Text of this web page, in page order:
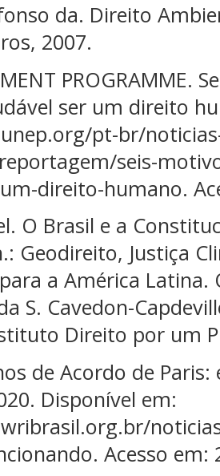
da. Direito
2007.
PROGRAMME.
ser um direito
pt-br/
seis-
direito-humano.
O Brasil e a
Geodireito, Justiça
a América Latina.
S. Cavedon-
Direito por um
de Acordo de
Disponível em:
Acesso em: